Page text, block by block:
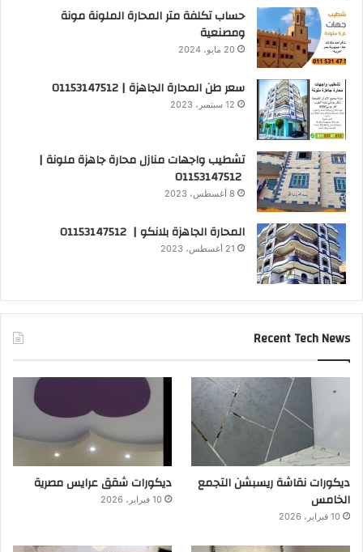
حساب تكلفة متر المحارة الملونة مونة
ومصنعية
20 مايو، 2024
سعر طن المحارة الجاهزة | 01153147512
12 سبتمبر، 2023
تشطيب واجهات منازل محارة جاهزة ملونة |
8 أغسطس، 2023
المحارة الجاهزة بلانكو | 01153147512
21 أغسطس، 2023
Recent Tech News
ديكورات نقاشة ريسبشن التجمع
الخامس
10 فبراير، 2026
ديكورات شقق عرايس مصرية
10 فبراير، 2026